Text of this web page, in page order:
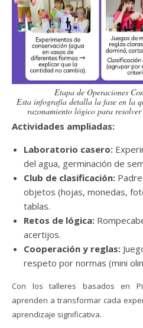
Etapa de Operaciones
Esta infografía detalla la fase en la
razonamiento lógico para
Actividades ampliadas:
Laboratorio casero:
del agua, germinación de
Club de clasificación:
objetos (hojas, monedas,
tablas.
Retos de lógica:
acertijos.
Cooperación y reglas:
respeto por normas (mini
Con los talleres basados en
aprenden a transformar cada
aprendizaje significativa.